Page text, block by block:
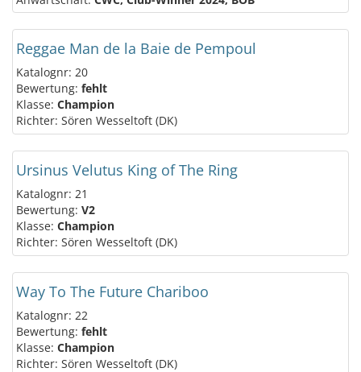
Reggae Man de la Baie de Pempoul
Katalognr: 20
Bewertung: fehlt
Klasse: Champion
Richter: Sören Wesseltoft (DK)
Ursinus Velutus King of The Ring
Katalognr: 21
Bewertung: V2
Klasse: Champion
Richter: Sören Wesseltoft (DK)
Way To The Future Chariboo
Katalognr: 22
Bewertung: fehlt
Klasse: Champion
Richter: Sören Wesseltoft (DK)